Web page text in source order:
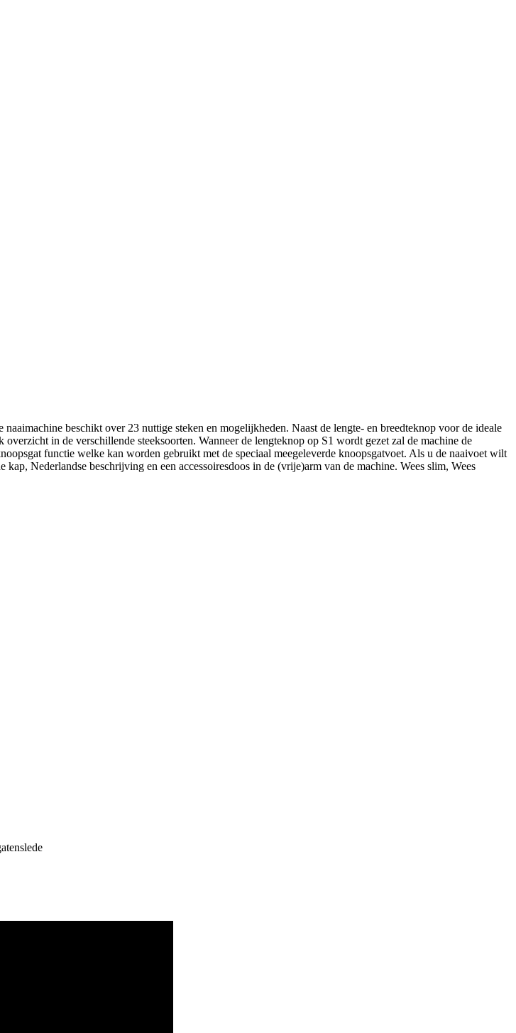
beschikt over 23 nuttige steken en mogelijkheden. Naast de lengte- en breedteknop voor de ideale
in de verschillende steeksoorten. Wanneer de lengteknop op S1 wordt gezet zal de machine de
functie welke kan worden gebruikt met de speciaal meegeleverde knoopsgatvoet. Als u de naaivoet wilt
Nederlandse beschrijving en een accessoiresdoos in de (vrije)arm van de machine. Wees slim, Wees